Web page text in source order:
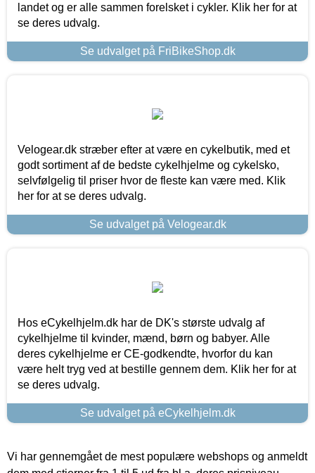
landet og er alle sammen forelsket i cykler. Klik her for at
se deres udvalg.
Se udvalget på FriBikeShop.dk
Velogear.dk stræber efter at være en cykelbutik, med et
godt sortiment af de bedste cykelhjelme og cykelsko,
selvfølgelig til priser hvor de fleste kan være med. Klik
her for at se deres udvalg.
Se udvalget på Velogear.dk
Hos eCykelhjelm.dk har de DK's største udvalg af
cykelhjelme til kvinder, mænd, børn og babyer. Alle
deres cykelhjelme er CE-godkendte, hvorfor du kan
være helt tryg ved at bestille gennem dem. Klik her for at
se deres udvalg.
Se udvalget på eCykelhjelm.dk
Vi har gennemgået de mest populære webshops og anmeldt